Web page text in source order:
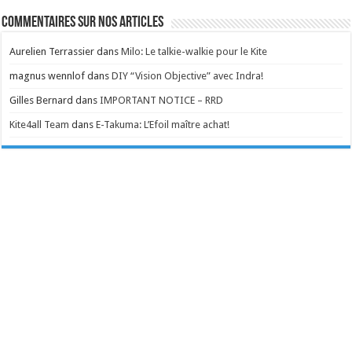
Commentaires sur nos articles
Aurelien Terrassier dansMilo: Le talkie-walkie pour le Kite
magnus wennlof dansDIY “Vision Objective” avec Indra!
Gilles Bernard dansIMPORTANT NOTICE – RRD
Kite4all Team dansE-Takuma: L’Efoil maître achat!